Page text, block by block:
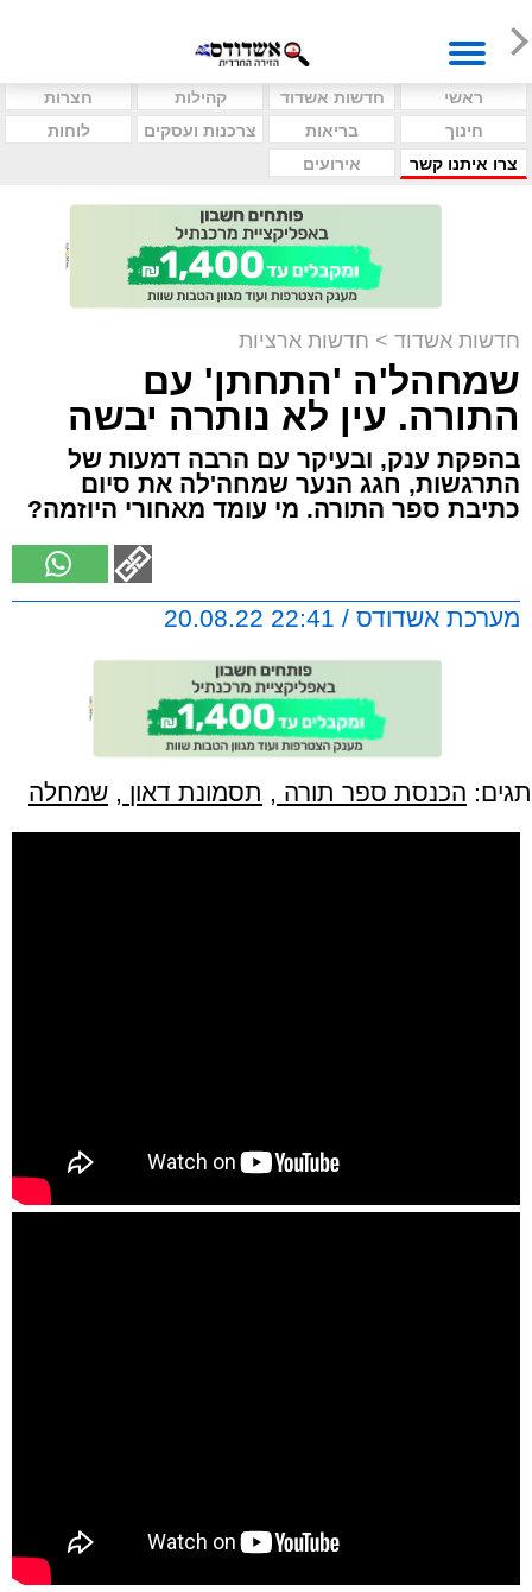
ראשי חדשות אשדוד קהילות
חצרות
חינוך
בריאות צרכנות ועסקים
לוחות
צרו איתנו קשר
אירועים
חדשות אשדוד > חדשות ארציות
שמחהל'ה 'התחתן' עם
התורה. עין לא נותרה יבשה
בהפקת ענק, ובעיקר עם הרבה דמעות של
התרגשות, חגג הנער שמחה'לה את סיום
כתיבת ספר התורה. מי עומד מאחורי היוזמה?
מערכת אשדודס / 22:41 20.08.22
תגים: הכנסת ספר תורה , תסמונת דאון , שמחלה